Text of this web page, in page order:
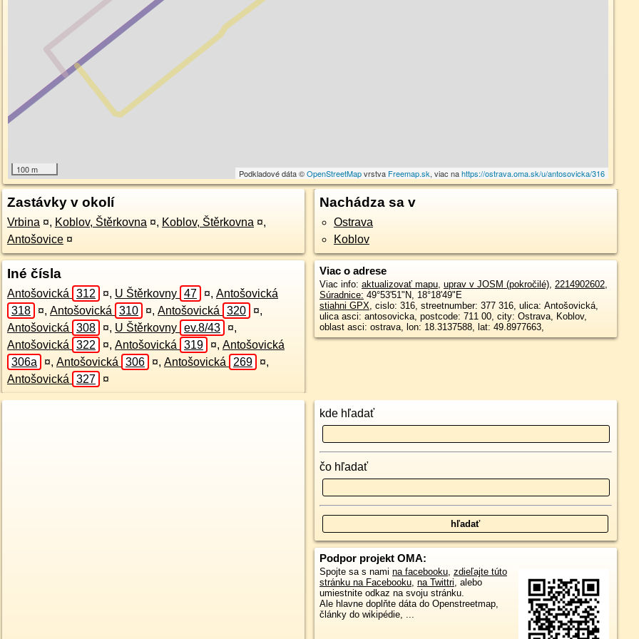
100 m Podkladové dáta ©OpenStreetMapvrstva Freemap.sk, viac nahttps://ostrava.oma.sk/u/antosovicka/316
Zastávky v okolí
Vrbina ¤, Koblov, Štěrkovna ¤, Koblov, Štěrkovna ¤,
Antošovice ¤
Iné čísla
Antošovická 312 ¤, U Štěrkovny 47 ¤, Antošovická
318
¤, Antošovická 310 ¤, Antošovická 320 ¤,
Antošovická
308 ¤, U Štěrkovny ev.8/43 ¤,
Antošovická
322 ¤, Antošovická 319 ¤, Antošovická
306a
¤, Antošovická 306 ¤, Antošovická 269 ¤,
Antošovická
327 ¤
Nachádza sa v
Ostrava
Koblov
Viac o adrese
Viac info: aktualizovať mapu, uprav v JOSM (pokročilé), 2214902602,
Súradnice: 49°53'51"N, 18°18'49"E
stiahni GPX, cislo: 316, streetnumber: 377 316, ulica: Antošovická,
ulica asci: antosovicka, postcode: 711 00, city: Ostrava, Koblov,
oblast asci: ostrava, lon: 18.3137588, lat: 49.8977663,
kde hľadať
čo hľadať
Podpor projekt OMA:
Spojte sa s nami na facebooku, zdieľajte túto
stránku na Facebooku, na Twittri, alebo
umiestnite odkaz na svoju stránku.
Ale hlavne doplňte dáta do Openstreetmap,
články do wikipédie, ...